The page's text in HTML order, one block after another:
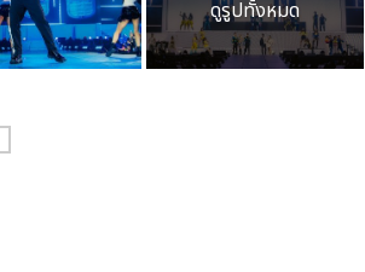
ดูรูปทั้งหมด